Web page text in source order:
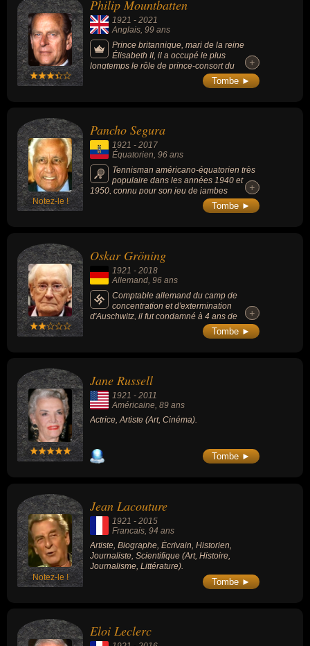
Philip Mountbatten
1921 - 2021
Anglais , 99 ans
Prince britannique, mari de la reine
Élisabeth II, il a occupé le plus
longtemps le rôle de prince-consort du
Royaume-Uni et est le conjoint étant resté le
plus longtemps avec un monarque
+
+
Tombe ►
Notez-le !
Pancho Segura
1921 - 2017
Équatorien, 96 ans
Tennisman américano-équatorien très
populaire dans les années 1940 et
1950, connu pour son jeu de jambes
extrêmement rapide et son coup droit à deux
mains dévastateur que Jack Kramer
extraordinaire, il faisait preuve d'une vitalité
et vivacité d'esprit. Il est membre de
l'International Tennis Hall of Fame depuis
1984. Il a été le mentor et entraîneur de
Jimmy Connors jusqu'en 1974. Il a aussi
entraîné Billy Martin au milieu des années
1970 et André Agassi à partir de 1993.
+
+
Tombe ►
Oskar Gröning
1921 - 2018
Allemand, 96 ans
Comptable allemand du camp de
concentration et d'extermination
d'Auschwitz, il fut condamné à 4 ans de
prison pour « complicité » dans le meurtre de
+
+
Tombe ►
Jane Russell
1921 - 2011
Américaine, 89 ans
Actrice, Artiste (Art, Cinéma).
Tombe ►
Notez-le !
Jean Lacouture
1921 - 2015
Francais, 94 ans
Artiste, Biographe, Écrivain, Historien,
Journaliste, Scientifique (Art, Histoire,
Journalisme, Littérature).
Tombe ►
Eloi Leclerc